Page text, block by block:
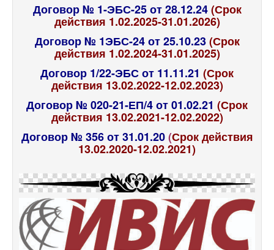
Договор № 1-ЭБС-25 от 28.12.24(Срок
действия 1.02.2025-31.01.2026)
Договор № 1ЭБС-24 от 25.10.23 (Срок
действия 1.02.2024-31.01.2025)
Договор 1/22-ЭБС от 11.11.21 (Срок
действия 13.02.2022-12.02.2023)
Договор № 020-21-ЕП/4 от 01.02.21 (Срок
действия 13.02.2021-12.02.2022)
Договор № 356 от 31.01.20(Срок действия
13.02.2020-12.02.2021)